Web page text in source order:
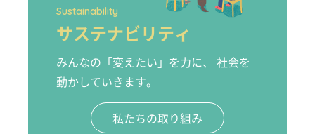
Sustainability
サステナビリティ
みんなの「変えたい」を力に、 社会を
動かしていきます。
私たちの取り組み